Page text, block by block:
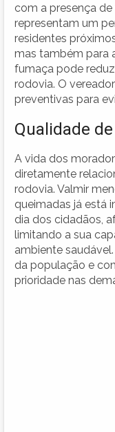
com a presença
representam um
residentes
mas também para
fumaça pode
rodovia. O
preventivas para
Qualidade
A vida dos
diretamente
rodovia. Valmir
queimadas já está
dia dos cidadãos,
limitando a sua
ambiente
da população e
prioridade nas